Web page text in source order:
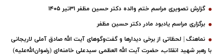
گزارش تصویری مراسم ختم والده دکتر حسین مظفر ۳۱تیر ۱۴۰۵
برگزاری مراسم یادبود مادر دکتر حسین مظفر
نماهنگ | لحظاتی از برخی دیدارها و گفت‌وگوهای آیت ‌الله صادق آملی لاریجانی
با رهبر شهید انقلاب، حضرت آیت‌ الله العظمی سیدعلی خامنه‌ای (رضوان‌الله‌علیه)